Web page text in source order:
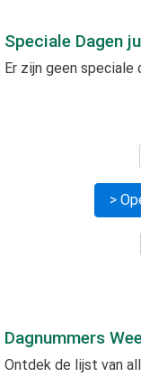
Speciale Dagen
Er zijn geen speciale
>
Dagnummers
Ontdek de lijst van